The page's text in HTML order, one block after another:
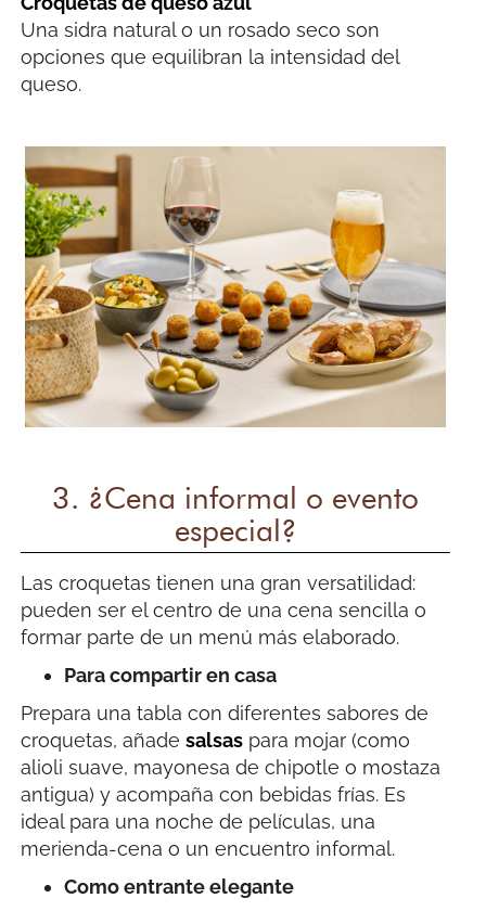
Una sidra natural o un rosado seco son
opciones que equilibran la intensidad del
queso.
3. ¿Cena informal o evento
especial?
Las croquetas tienen una gran versatilidad:
pueden ser el centro de una cena sencilla o
formar parte de un menú más elaborado.
Para compartir en casa
Prepara una tabla con diferentes sabores de
croquetas, añadesalsas para mojar (como
alioli suave, mayonesa de chipotle o mostaza
antigua) y acompaña con bebidas frías. Es
ideal para una noche de películas, una
merienda-cena o un encuentro informal.
Como entrante elegante